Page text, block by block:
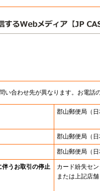
い合わせ先が異なります。お電話
郡山郵便局 （
郡山郵便局 （
郡山郵便局 （
うお取引の停止
カード紛失セ
または上記店舗